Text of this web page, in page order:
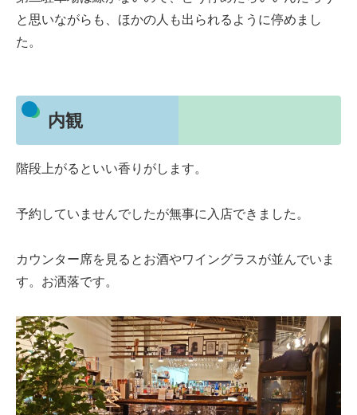
と思いながらも、ほかの人も出られるように停めまし
た。
内観
階段上がるといい香りがします。
予約していませんでしたが無事に入店できました。
カウンター席を見るとお酒やワイングラスが並んでいま
す。お洒落です。